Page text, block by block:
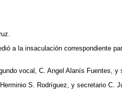
a la insaculación correspondiente
vocal, C. Angel Alanís Fuentes, y
S. Rodríguez, y secretario C.